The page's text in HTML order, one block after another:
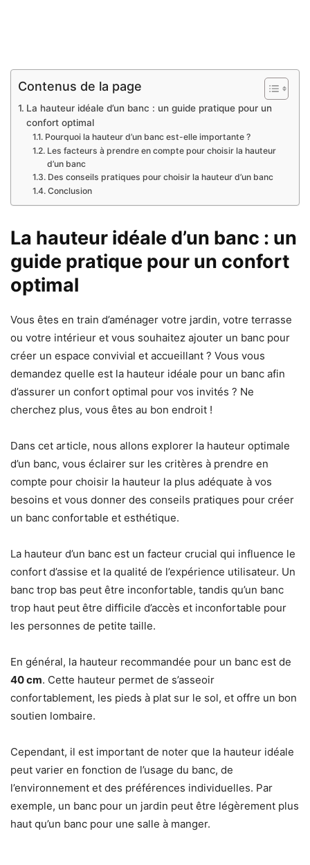
Contenus de la page
La hauteur idéale d’un banc : un guide pratique pour un
confort optimal
Pourquoi la hauteur d’un banc est-elle importante ?
Les facteurs à prendre en compte pour choisir la hauteur
d’un banc
Des conseils pratiques pour choisir la hauteur d’un banc
Conclusion
La hauteur idéale d’un banc : un
guide pratique pour un confort
optimal
Vous êtes en train d’aménager votre jardin, votre terrasse
ou votre intérieur et vous souhaitez ajouter un banc pour
créer un espace convivial et accueillant ? Vous vous
demandez quelle est la hauteur idéale pour un banc afin
d’assurer un confort optimal pour vos invités ? Ne
cherchez plus, vous êtes au bon endroit !
Dans cet article, nous allons explorer la hauteur optimale
d’un banc, vous éclairer sur les critères à prendre en
compte pour choisir la hauteur la plus adéquate à vos
besoins et vous donner des conseils pratiques pour créer
un banc confortable et esthétique.
La hauteur d’un banc est un facteur crucial qui influence le
confort d’assise et la qualité de l’expérience utilisateur. Un
banc trop bas peut être inconfortable, tandis qu’un banc
trop haut peut être difficile d’accès et inconfortable pour
les personnes de petite taille.
En général, la hauteur recommandée pour un banc est de
40 cm. Cette hauteur permet de s’asseoir
confortablement, les pieds à plat sur le sol, et offre un bon
soutien lombaire.
Cependant, il est important de noter que la hauteur idéale
peut varier en fonction de l’usage du banc, de
l’environnement et des préférences individuelles. Par
exemple, un banc pour un jardin peut être légèrement plus
haut qu’un banc pour une salle à manger.